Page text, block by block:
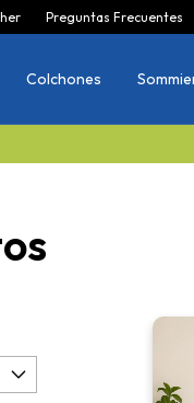
Preguntas Frecuentes
Colchones